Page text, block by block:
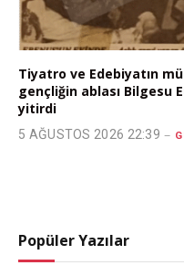
Tiyatro ve Edebiyatın
gençliğin ablası Bilgesu
yitirdi
5 AĞUSTOS 2026 22:39
Popüler Yazılar